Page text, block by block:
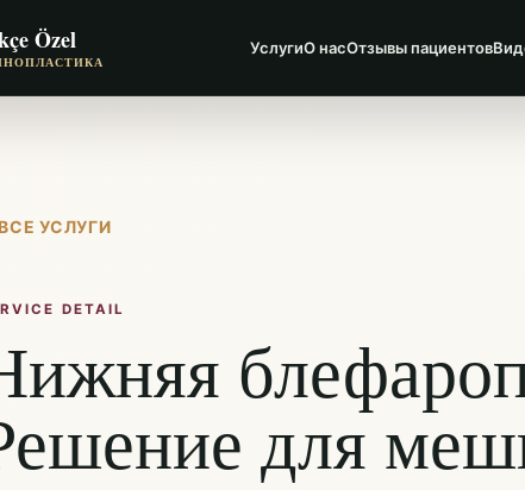
Özel УслугиО насОтзывы пациентов
ВСЕ УСЛУГИ
DETAIL
для